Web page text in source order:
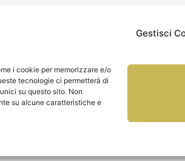
Gestisci
i cookie per memorizzare e/o
tecnologie ci permetterà di
su questo sito. Non
su alcune caratteristiche e
© 2026 Amelia Boutique del Regalo Srls|P.IVA